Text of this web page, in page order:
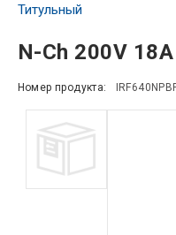
Запросы
Титульный
N-Ch 200V
Номер продукта: